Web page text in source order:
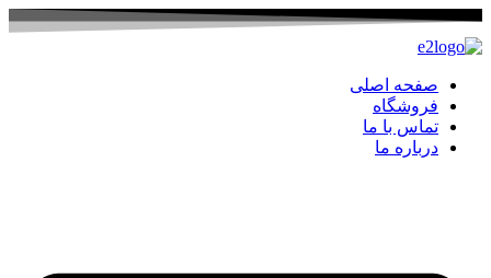
صفحه اصلی
فروشگاه
تماس با ما
درباره ما